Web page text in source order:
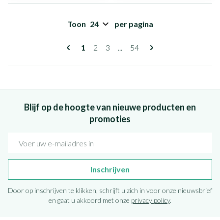
Pagina's
U lees momenteel pagina
1 Pagina
2 Pagina
3 ... Pagina
54
Toon per pagina
Blijf op de hoogte van nieuwe producten en
promoties
Inschrijven
Door op inschrijven te klikken, schrijft u zich in voor onze nieuwsbrief
en gaat u akkoord met onze privacy policy.